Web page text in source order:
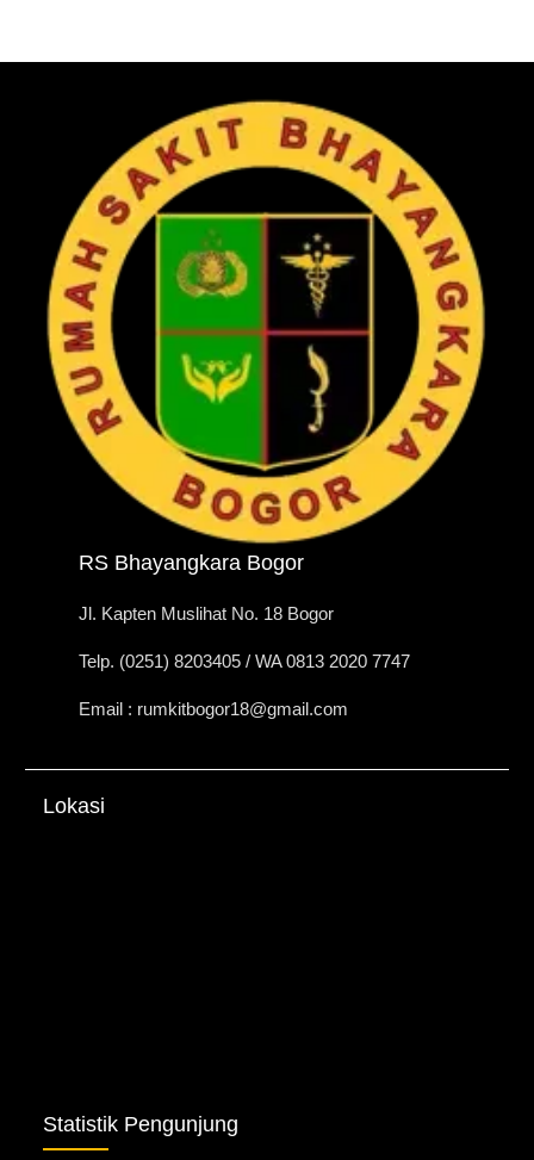
RS Bhayangkara Bogor
Jl. Kapten Muslihat No. 18 Bogor
Telp. (0251) 8203405 / WA 0813 2020 7747
Email : rumkitbogor18@gmail.com
Lokasi
Statistik Pengunjung